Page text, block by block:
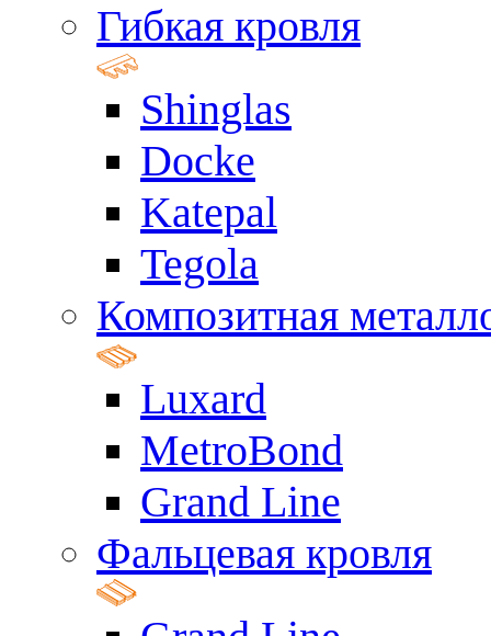
Гибкая кровля
Shinglas
Docke
Katepal
Tegola
Композитная
Luxard
MetroBond
Grand Line
Фальцевая кровля